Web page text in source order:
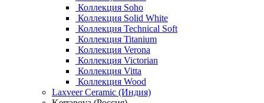
Коллекция Soho
Коллекция Solid White
Коллекция Technical Soft
Коллекция Titanium
Коллекция Verona
Коллекция Victorian
Коллекция Vitta
Коллекция Wood
Laxveer Ceramic (Индия)